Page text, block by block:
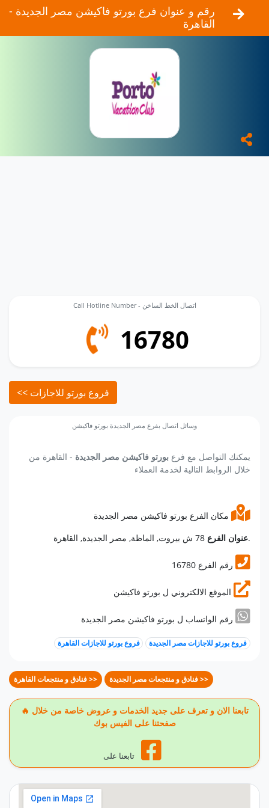
رقم و عنوان فرع بورتو فاكيشن مصر الجديدة -
القاهرة
Call Hotline Number - اتصال الخط الساخن
16780
<< فروع بورتو للاجازات
وسائل اتصال بفرع مصر الجديدة بورتو فاكيشن
يمكنك التواصل مع فرع بورتو فاكيشن مصر الجديدة - القاهرة من
خلال الروابط التالية لخدمة العملاء
عنوان الفرع78 ش بيروت, الماظة, مصر الجديدة, القاهرة.
فروع بورتو للاجازات القاهرة فروع بورتو للاجازات مصر الجديدة
فنادق و منتجعات القاهرة >> فنادق و منتجعات مصر الجديدة >>
🔥 تابعنا الان و تعرف على جديد الخدمات و عروض خاصة من خلال
صفحتنا على الفيس بوك
تابعنا على